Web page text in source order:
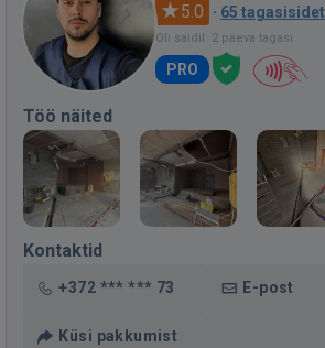
5.0 · 65 tagasisidet
Oli saidil: 2 päeva tagasi
PRO
Töö näited
Kontaktid
+372 *** *** 73 E-post
Küsi pakkumist